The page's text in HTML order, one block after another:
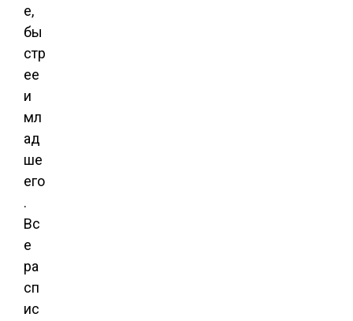
е,
бы
стр
ее
и
мл
ад
ше
его
.
Вс
е
ра
сп
ис